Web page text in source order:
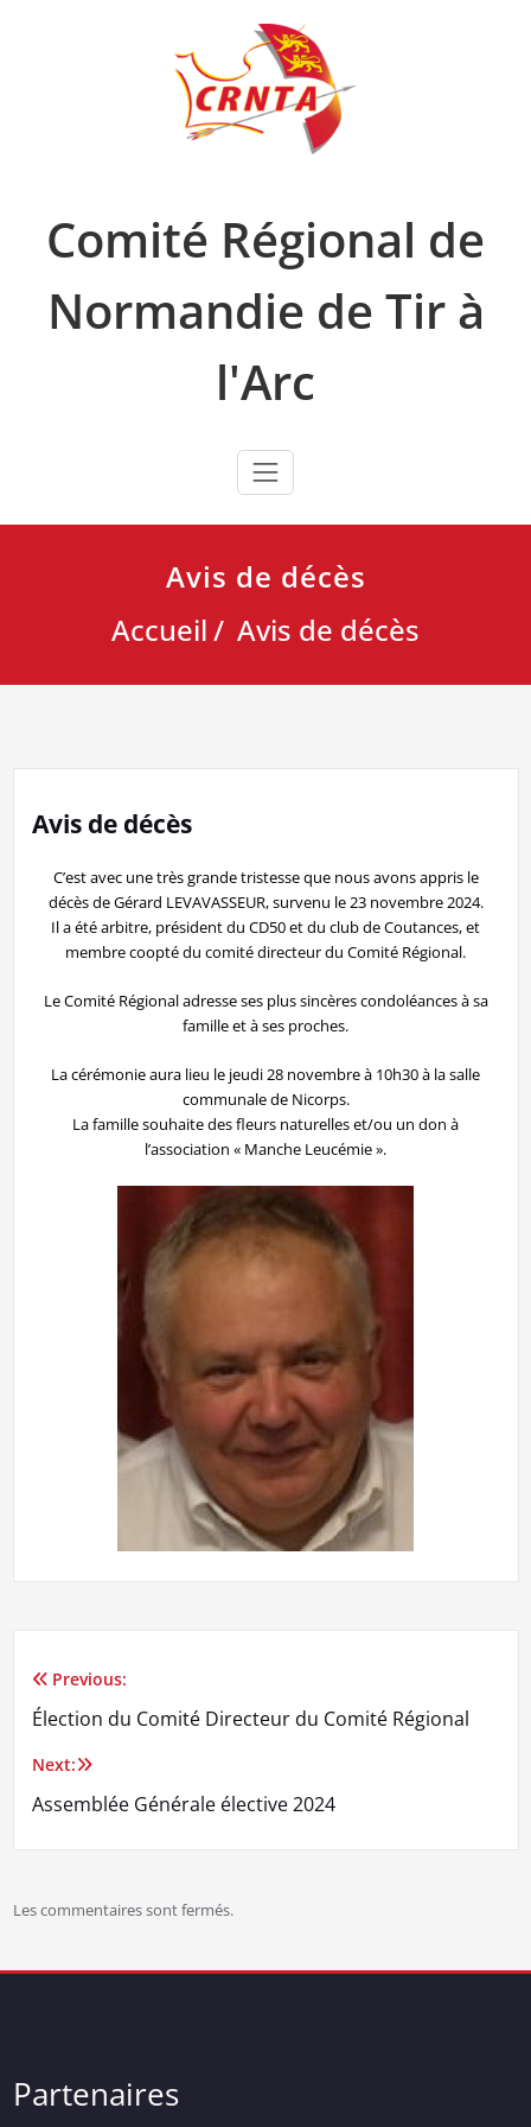
Comité Régional de
Normandie de Tir à
l'Arc
Avis de décès
Accueil
Avis de décès
Avis de décès
C’est avec une très grande tristesse que nous avons appris le
décès de Gérard LEVAVASSEUR, survenu le 23 novembre 2024.
Il a été arbitre, président du CD50 et du club de Coutances, et
membre coopté du comité directeur du Comité Régional.
Le Comité Régional adresse ses plus sincères condoléances à sa
famille et à ses proches.
La cérémonie aura lieu le jeudi 28 novembre à 10h30 à la salle
communale de Nicorps.
La famille souhaite des fleurs naturelles et/ou un don à
l’association « Manche Leucémie ».
Navigation
de
l’article
Previous:
Élection du Comité Directeur du Comité Régional
Next:
Assemblée Générale élective 2024
Les commentaires sont fermés.
Partenaires